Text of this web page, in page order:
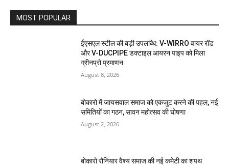
MOST POPULAR
ईएसएल स्टील की बड़ी उपलब्धि: V-WIRRO वायर रॉड
और V-DUCPIPE डक्टाइल आयरन पाइप को मिला
ग्रीनप्रो प्रमाणन
August 8, 2026
बोकारो में जायसवाल समाज को एकजुट करने की पहल, नई
समितियों का गठन, सावन महोत्सव की घोषणा
August 2, 2026
बोकारो रौनियार वैश्य समाज की नई कमेटी का शपथ